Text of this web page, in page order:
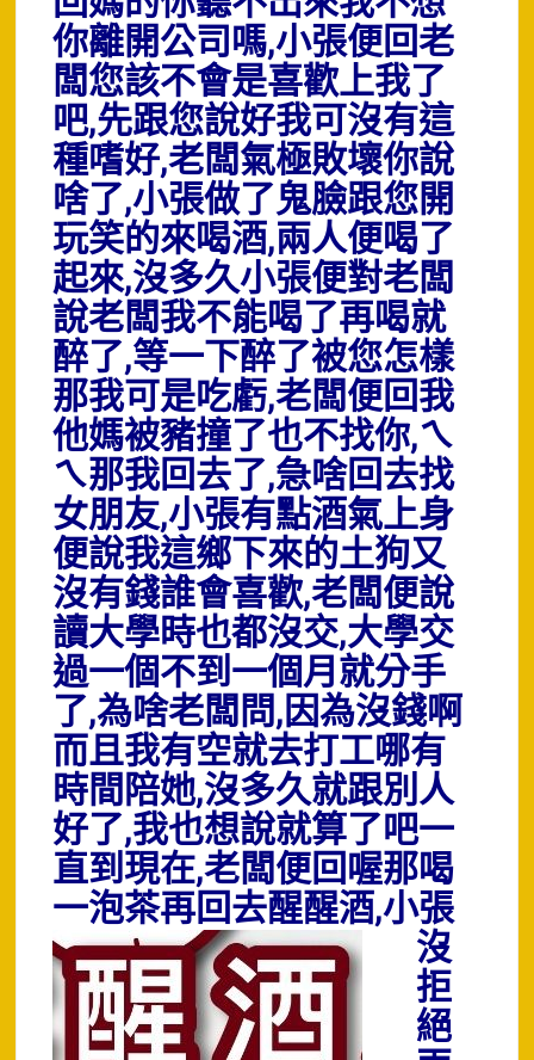
你離開公司嗎,小張便回老
闆您該不會是喜歡上我了
吧,先跟您說好我可沒有這
種嗜好,老闆氣極敗壞你說
啥了,小張做了鬼臉跟您開
玩笑的來喝酒,兩人便喝了
起來,沒多久小張便對老闆
說老闆我不能喝了再喝就
醉了,等一下醉了被您怎樣
那我可是吃虧,老闆便回我
他媽被豬撞了也不找你,ㄟ
ㄟ那我回去了,急啥回去找
女朋友,小張有點酒氣上身
便說我這鄉下來的土狗又
沒有錢誰會喜歡,老闆便說
讀大學時也都沒交,大學交
過一個不到一個月就分手
了,為啥老闆問,因為沒錢啊
而且我有空就去打工哪有
時間陪她,沒多久就跟別人
好了,我也想說就算了吧一
直到現在,老闆便回喔那喝
一泡茶再回去醒醒酒,小張
沒
拒
絕